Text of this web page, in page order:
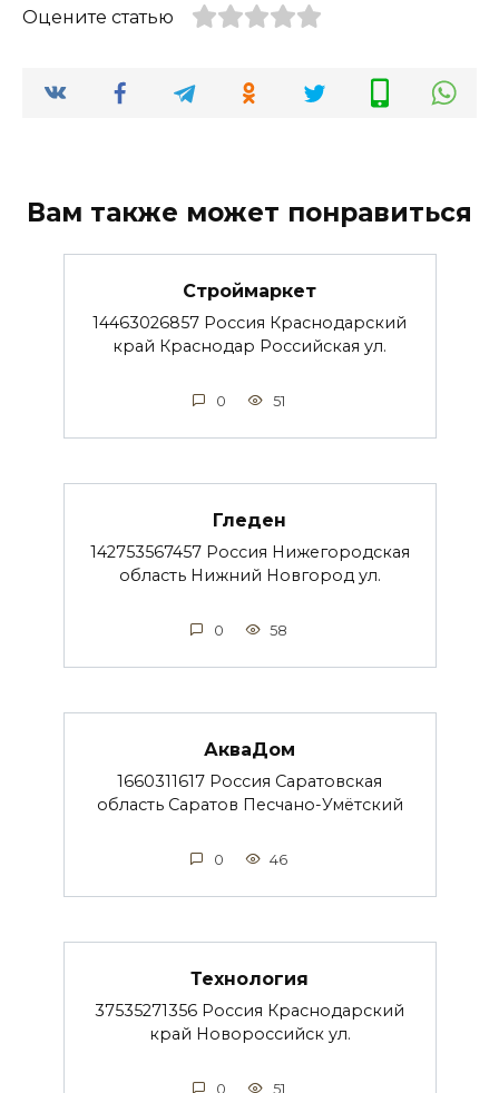
Оцените статью
Вам также может понравиться
Строймаркет
14463026857 Россия Краснодарский
край Краснодар Российская ул.
0 51
Гледен
142753567457 Россия Нижегородская
область Нижний Новгород ул.
0 58
АкваДом
1660311617 Россия Саратовская
область Саратов Песчано-Умётский
0 46
Технология
37535271356 Россия Краснодарский
край Новороссийск ул.
0 51